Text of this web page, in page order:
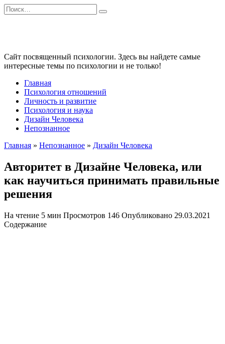
Перейти
к
Search
for:
Сайт посвященный психологии. Здесь вы найдете самые
интересные темы по психологии и не только!
Главная
Психология отношений
Личность и развитие
Психология и наука
Дизайн Человека
Непознанное
Главная » Непознанное » Дизайн Человека
Авторитет в Дизайне Человека, или
как научиться принимать правильные
решения
На чтение 5 мин Просмотров 146 Опубликовано 29.03.2021
Содержание